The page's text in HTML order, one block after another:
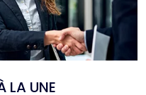
LA UNE